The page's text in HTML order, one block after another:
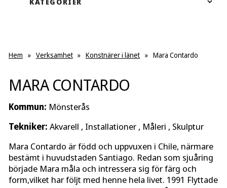
Hem » Verksamhet » Konstnärer i länet » Mara Contardo
MARA CONTARDO
Kommun: Mönsterås
Tekniker: Akvarell , Installationer , Måleri , Skulptur
Mara Contardo är född och uppvuxen i Chile, närmare
bestämt i huvudstaden Santiago. Redan som sjuåring
började Mara måla och intressera sig för färg och
form,vilket har följt med henne hela livet. 1991 Flyttade